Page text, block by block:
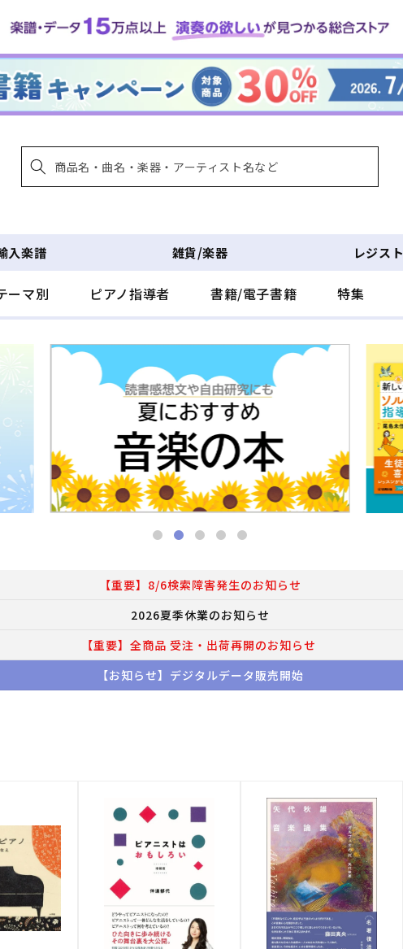
ーマ別 ピアノ指導者 書籍/電子書籍 特集
入楽譜 雑貨/楽器 レジスト
【重要】8/6検索障害発生のお知らせ
2026夏季休業のお知らせ
【重要】全商品 受注・出荷再開のお知らせ
【お知らせ】デジタルデータ販売開始